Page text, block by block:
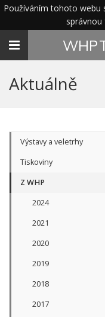
Používáním tohoto webu
správnou
Toggle
WHP
Aktuálně
Výstavy a veletrhy
Tiskoviny
Z WHP
2024
2021
2020
2019
2018
2017